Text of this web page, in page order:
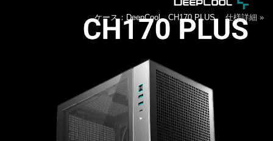
ケース：DeepCool CH170 PLUS仕様詳細 »